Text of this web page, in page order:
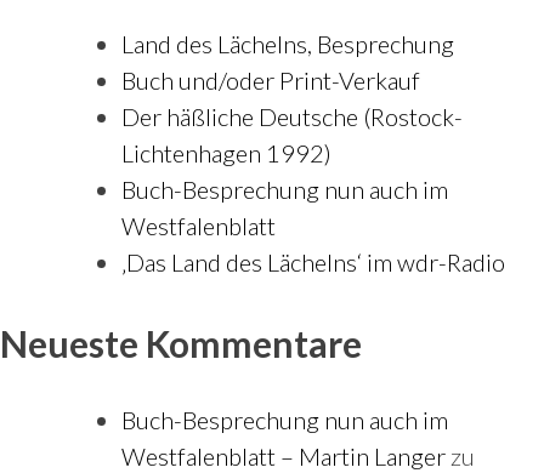
Land des Lächelns, Besprechung
Buch und/oder Print-Verkauf
Der häßliche Deutsche (Rostock-
Lichtenhagen 1992)
Buch-Besprechung nun auch im
Westfalenblatt
‚Das Land des Lächelns‘ im wdr-Radio
Neueste Kommentare
Buch-Besprechung nun auch im
Westfalenblatt – Martin Langer zu